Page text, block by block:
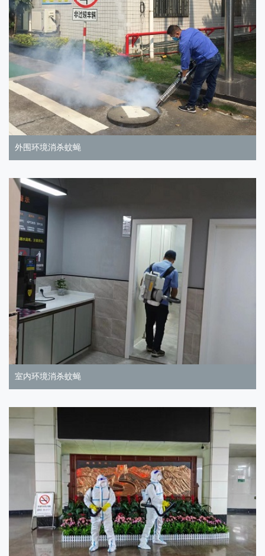
外围环境消杀蚊蝇
室内环境消杀蚊蝇